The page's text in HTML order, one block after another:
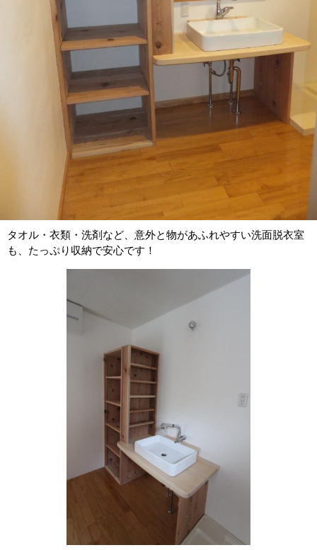
タオル・衣類・洗剤など、意外と物があふれやすい洗面脱衣室
も、たっぷり収納で安心です！